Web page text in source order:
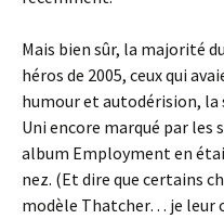
Mais bien sûr, la majorité
héros de 2005, ceux qui
humour et autodérision, la
Uni encore marqué par
album Employment en
nez. (Et dire que certains
modèle Thatcher… je leur